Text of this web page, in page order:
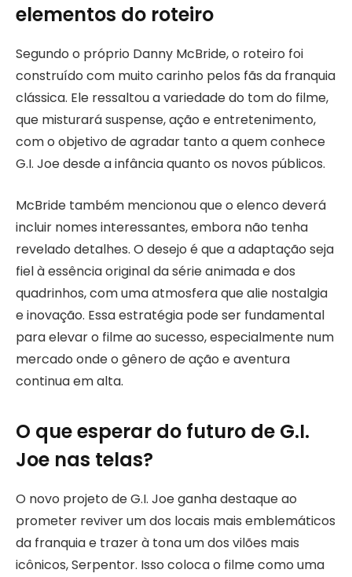
elementos do roteiro
Segundo o próprio Danny McBride, o roteiro foi
construído com muito carinho pelos fãs da franquia
clássica. Ele ressaltou a variedade do tom do filme,
que misturará suspense, ação e entretenimento,
com o objetivo de agradar tanto a quem conhece
G.I. Joe desde a infância quanto os novos públicos.
McBride também mencionou que o elenco deverá
incluir nomes interessantes, embora não tenha
revelado detalhes. O desejo é que a adaptação seja
fiel à essência original da série animada e dos
quadrinhos, com uma atmosfera que alie nostalgia
e inovação. Essa estratégia pode ser fundamental
para elevar o filme ao sucesso, especialmente num
mercado onde o gênero de ação e aventura
continua em alta.
O que esperar do futuro de G.I.
Joe nas telas?
O novo projeto de G.I. Joe ganha destaque ao
prometer reviver um dos locais mais emblemáticos
da franquia e trazer à tona um dos vilões mais
icônicos, Serpentor. Isso coloca o filme como uma